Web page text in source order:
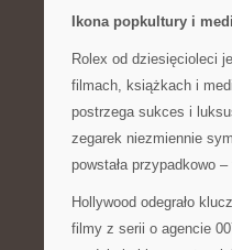
Ikona popkultury i
Rolex od dziesięcioleci
filmach, książkach i
postrzega sukces i
zegarek niezmiennie
powstała przypadkowo
Hollywood odegrało
filmy z serii o agencie